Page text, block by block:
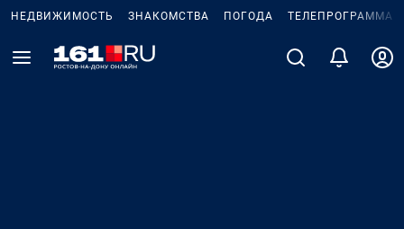
НЕДВИЖИМОСТЬ ЗНАКОМСТВА ПОГОДА ТЕЛЕПРОГРАММА